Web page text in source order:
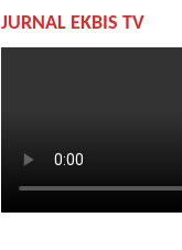
JURNAL EKBIS TV